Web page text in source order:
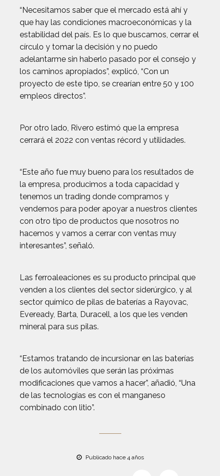
“Necesitamos saber que el mercado está ahí y
que hay las condiciones macroeconómicas y la
estabilidad del país. Es lo que buscamos, cerrar el
círculo y tomar la decisión y no puedo
adelantarme sin haberlo pasado por el consejo y
los caminos apropiados”, explicó, “Con un
proyecto de este tipo, se crearían entre 50 y 100
empleos directos”.
Por otro lado, Rivero estimó que la empresa
cerrará el 2022 con ventas récord y utilidades.
“Este año fue muy bueno para los resultados de
la empresa, producimos a toda capacidad y
tenemos un trading donde compramos y
vendemos para poder apoyar a nuestros clientes
con otro tipo de productos que nosotros no
hacemos y vamos a cerrar con ventas muy
interesantes”, señaló.
Las ferroaleaciones es su producto principal que
venden a los clientes del sector siderúrgico, y al
sector químico de pilas de baterías a Rayovac,
Eveready, Barta, Duracell, a los que les venden
mineral para sus pilas.
“Estamos tratando de incursionar en las baterías
de los automóviles que serán las próximas
modificaciones que vamos a hacer”, añadió, “Una
de las tecnologías es con el manganeso
combinado con litio”.
Publicado hace 4 años